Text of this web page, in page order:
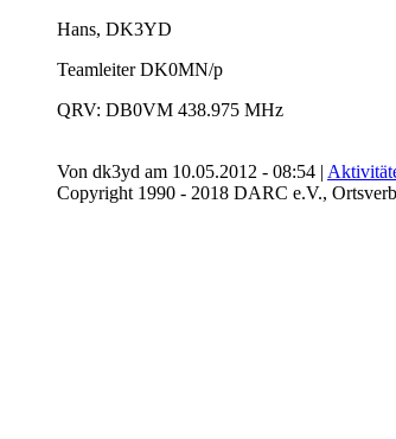
Hans, DK3YD
Teamleiter DK0MN/p
QRV: DB0VM 438.975 MHz
Von dk3yd am 10.05.2012 - 08:54 |
Copyright 1990 - 2018 DARC e.V.,